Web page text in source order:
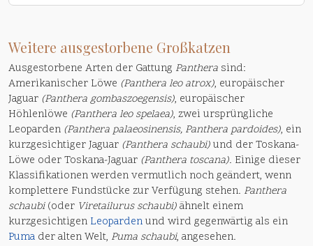
Weitere ausgestorbene Großkatzen
Ausgestorbene Arten der Gattung Panthera sind:
Amerikanischer Löwe (Panthera leo atrox), europäischer
Jaguar (Panthera gombaszoegensis), europäischer
Höhlenlöwe (Panthera leo spelaea), zwei ursprüngliche
Leoparden (Panthera palaeosinensis, Panthera pardoides), ein
kurzgesichtiger Jaguar (Panthera schaubi)und der Toskana-
Löwe oder Toskana-Jaguar (Panthera toscana). Einige dieser
Klassifikationen werden vermutlich noch geändert, wenn
komplettere Fundstücke zur Verfügung stehen. Panthera
schaubi(oder Viretailurus schaubi)ähnelt einem
kurzgesichtigen Leopardenund wird gegenwärtig als ein
Puma der alten Welt, Puma schaubi, angesehen.